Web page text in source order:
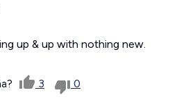
up & up with nothing new.
3 0